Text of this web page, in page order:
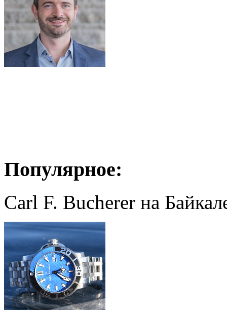
Популярное:
Carl F. Bucherer на